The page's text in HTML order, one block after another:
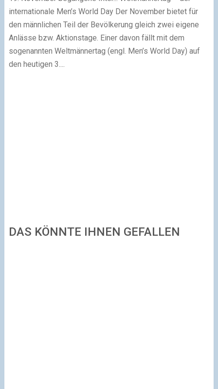
internationale Men’s World Day Der November bietet für
den männlichen Teil der Bevölkerung gleich zwei eigene
Anlässe bzw. Aktionstage. Einer davon fällt mit dem
sogenannten Weltmännertag (engl. Men’s World Day) auf
den heutigen 3....
DAS KÖNNTE IHNEN GEFALLEN